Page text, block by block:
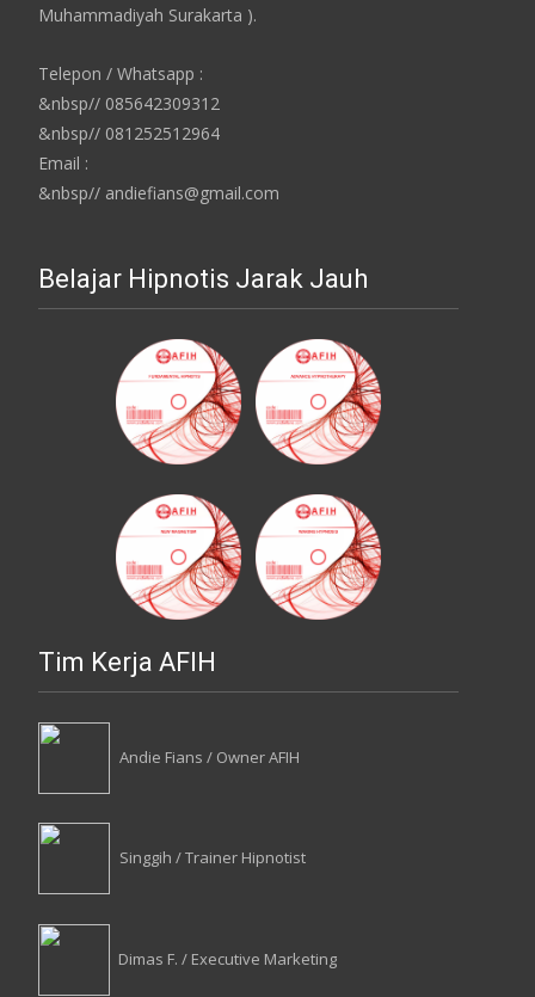
Muhammadiyah Surakarta ).
Telepon / Whatsapp :
&nbsp// 085642309312
&nbsp// 081252512964
Email :
&nbsp// andiefians@gmail.com
Belajar Hipnotis Jarak Jauh
Tim Kerja AFIH
Andie Fians / Owner AFIH
Singgih / Trainer Hipnotist
Dimas F. / Executive Marketing